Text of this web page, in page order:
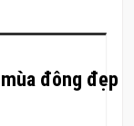
đông đẹp